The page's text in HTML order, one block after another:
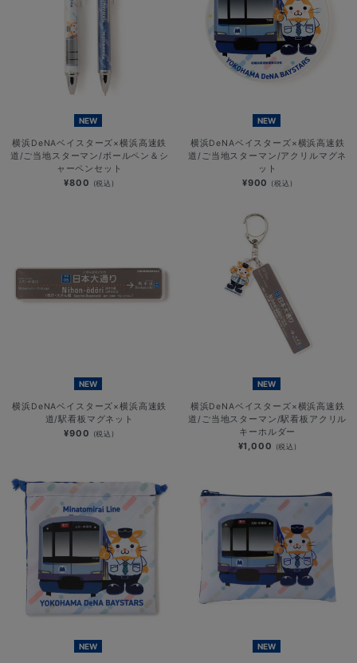
NEW
横浜DeNAベイスターズ×横浜高速鉄
道/ご当地スターマン/ボールペン＆シ
ャーペンセット
¥800 (税込)
NEW
横浜DeNAベイスターズ×横浜高速鉄
道/ご当地スターマン/アクリルマグネ
ット
¥900 (税込)
NEW
横浜DeNAベイスターズ×横浜高速鉄
道/駅看板マグネット
¥900 (税込)
NEW
横浜DeNAベイスターズ×横浜高速鉄
道/ご当地スターマン/駅看板アクリル
キーホルダー
¥1,000 (税込)
NEW NEW